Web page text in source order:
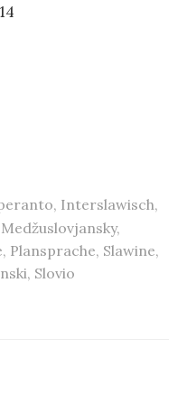
, Interslawisch,
Medžuslovjansky,
, Plansprache, Slawine,
, Slovio